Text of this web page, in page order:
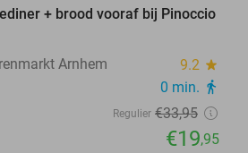
+ brood vooraf bij Pinoccio
Arnhem
9.2 star
0 min. directions_walk
Regulier €33,95
€19,95